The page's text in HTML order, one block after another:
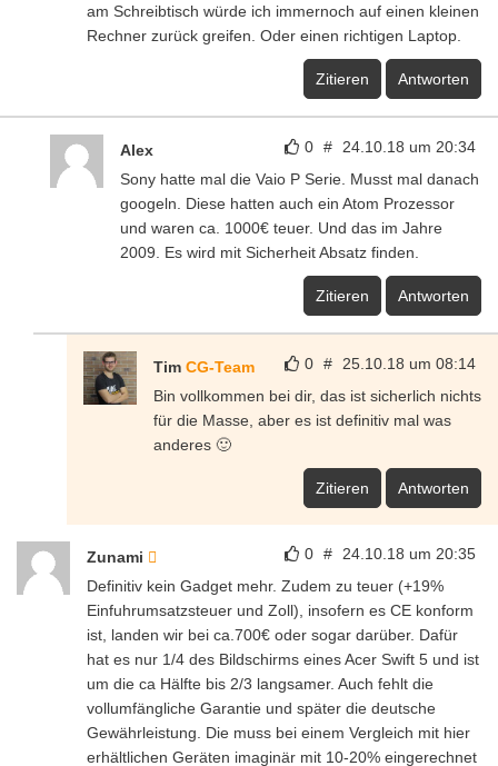
am Schreibtisch würde ich immernoch auf einen kleinen
Rechner zurück greifen. Oder einen richtigen Laptop.
Zitieren Antworten
0 # 24.10.18 um 20:34
Alex
Sony hatte mal die Vaio P Serie. Musst mal danach
googeln. Diese hatten auch ein Atom Prozessor
und waren ca. 1000€ teuer. Und das im Jahre
2009. Es wird mit Sicherheit Absatz finden.
Zitieren Antworten
0 # 25.10.18 um 08:14
Tim CG-Team
Bin vollkommen bei dir, das ist sicherlich nichts
für die Masse, aber es ist definitiv mal was
anderes 🙂
Zitieren Antworten
0 # 24.10.18 um 20:35
Zunami
Definitiv kein Gadget mehr. Zudem zu teuer (+19%
Einfuhrumsatzsteuer und Zoll), insofern es CE konform
ist, landen wir bei ca.700€ oder sogar darüber. Dafür
hat es nur 1/4 des Bildschirms eines Acer Swift 5 und ist
um die ca Hälfte bis 2/3 langsamer. Auch fehlt die
vollumfängliche Garantie und später die deutsche
Gewährleistung. Die muss bei einem Vergleich mit hier
erhältlichen Geräten imaginär mit 10-20% eingerechnet